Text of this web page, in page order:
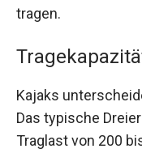
tragen.
Kajaks
Das typische
Traglast von 200